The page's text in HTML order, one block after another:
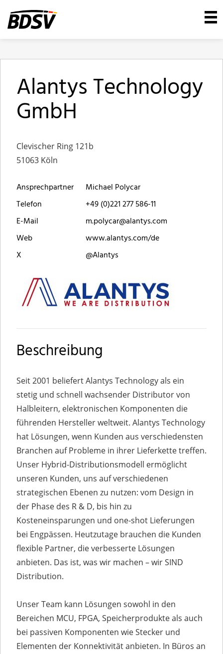
Alantys Technology
GmbH
Clevischer Ring 121b
51063 Köln
Ansprechpartner
Michael Polycar
Telefon
+49 (0)221 277 586-11
E-Mail
m.polycar@alantys.com
Web
www.alantys.com/de
X
@Alantys
Beschreibung
Seit 2001 beliefert Alantys Technology als ein
stetig und schnell wachsender Distributor von
Halbleitern, elektronischen Komponenten die
führenden Hersteller weltweit. Alantys Technology
hat Lösungen, wenn Kunden aus verschiedensten
Branchen auf Probleme in ihrer Lieferkette treffen.
Unser Hybrid-Distributionsmodell ermöglicht
unseren Kunden, uns auf verschiedenen
strategischen Ebenen zu nutzen: vom Design in
der Phase des R & D, bis hin zu
Kosteneinsparungen und one-shot Lieferungen
bei Engpässen. Heutzutage brauchen die Kunden
flexible Partner, die verbesserte Lösungen
anbieten. Das ist, was wir machen – wir SIND
Distribution.
Unser Team kann Lösungen sowohl in den
Bereichen MCU, FPGA, Speicherprodukte als auch
bei passiven Komponenten wie Stecker und
Elementen der Konnektivität anbieten. In Büros an